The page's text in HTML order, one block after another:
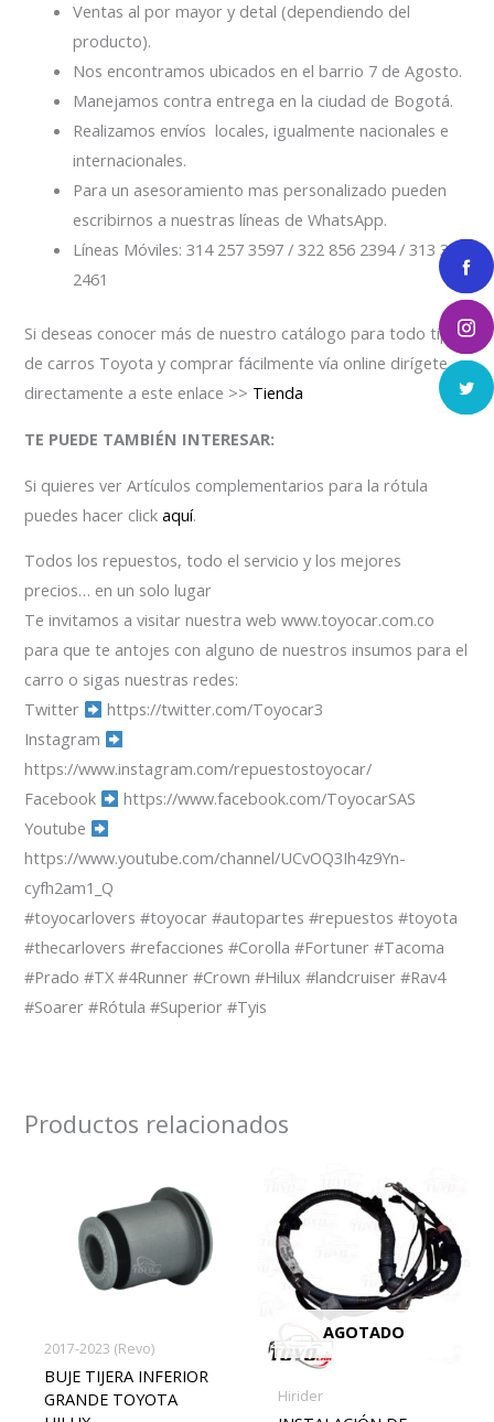
Ventas al por mayor y detal (dependiendo del
producto).
Nos encontramos ubicados en el barrio 7 de Agosto.
Manejamos contra entrega en la ciudad de Bogotá.
Realizamos envíos locales, igualmente nacionales e
internacionales.
Para un asesoramiento mas personalizado pueden
escribirnos a nuestras líneas de WhatsApp.
Líneas Móviles: 314 257 3597 / 322 856 2394 / 313 334
2461
Si deseas conocer más de nuestro catálogo para todo tipo
de carros Toyota y comprar fácilmente vía online dirígete
directamente a este enlace >> Tienda
TE PUEDE TAMBIÉN INTERESAR:
Si quieres ver Artículos complementarios para la rótula
puedes hacer clickaquí.
Todos los repuestos, todo el servicio y los mejores
precios… en un solo lugar
Te invitamos a visitar nuestra web www.toyocar.com.co
para que te antojes con alguno de nuestros insumos para el
carro o sigas nuestras redes:
Twitter
https://twitter.com/Toyocar3
Instagram
https://www.instagram.com/repuestostoyocar/
Facebook
https://www.facebook.com/ToyocarSAS
Youtube
https://www.youtube.com/channel/UCvOQ3Ih4z9Yn-
cyfh2am1_Q
#toyocarlovers #toyocar #autopartes #repuestos #toyota
#thecarlovers #refacciones #Corolla #Fortuner #Tacoma
#Prado #TX #4Runner #Crown #Hilux #landcruiser #Rav4
#Soarer #Rótula #Superior #Tyis
Productos relacionados
2017-2023 (Revo)
BUJE TIJERA INFERIOR
GRANDE TOYOTA
AGOTADO
Hirider